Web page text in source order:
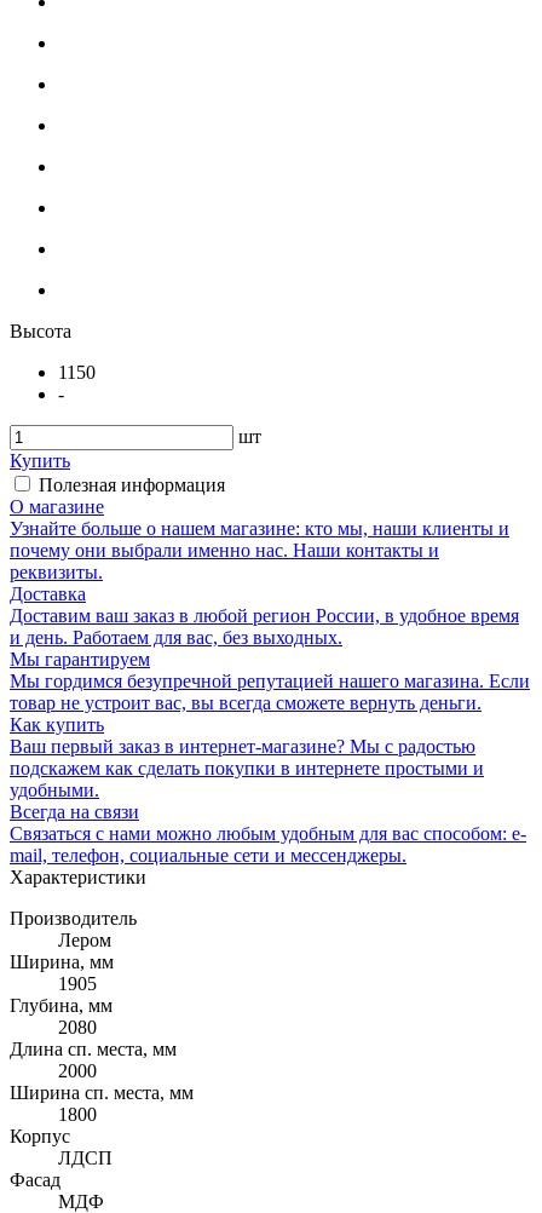
Высота
1150
-
шт
Купить
Полезная информация
О магазине
Узнайте больше о нашем магазине: кто мы, наши клиенты и
почему они выбрали именно нас. Наши контакты и
реквизиты.
Доставка
Доставим ваш заказ в любой регион России, в удобное время
и день. Работаем для вас, без выходных.
Мы гарантируем
Мы гордимся безупречной репутацией нашего магазина. Если
товар не устроит вас, вы всегда сможете вернуть деньги.
Как купить
Ваш первый заказ в интернет-магазине? Мы с радостью
подскажем как сделать покупки в интернете простыми и
удобными.
Всегда на связи
Связаться с нами можно любым удобным для вас способом: e-
mail, телефон, социальные сети и мессенджеры.
Характеристики
Производитель
Лером
Ширина, мм
1905
Глубина, мм
2080
Длина сп. места, мм
2000
Ширина сп. места, мм
1800
Корпус
ЛДСП
Фасад
МДФ